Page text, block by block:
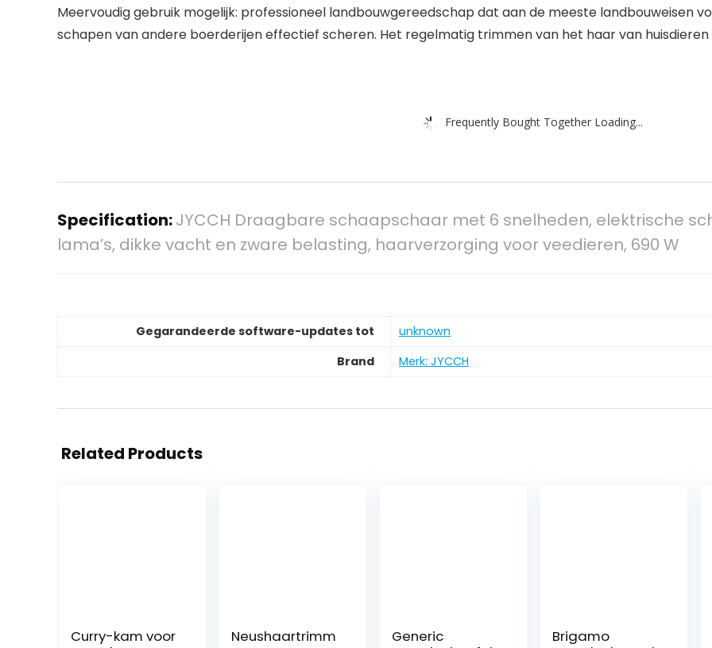
Meervoudig gebruik mogelijk: professioneel landbouwgereedschap dat aan de meeste landbouweisen
schapen van andere boerderijen effectief scheren. Het regelmatig trimmen van het haar van
Frequently Bought Together Loading...
Specification:JYCCH Draagbare schaapschaar met 6 snelheden, elektrische
lama’s, dikke vacht en zware belasting, haarverzorging voor veedieren, 690 W
Gegarandeerde software-updates tot
‎unknown
Brand
Merk: JYCCH
Related Products
Curry-kam voor
Neushaartrimm
Generic
Brigamo